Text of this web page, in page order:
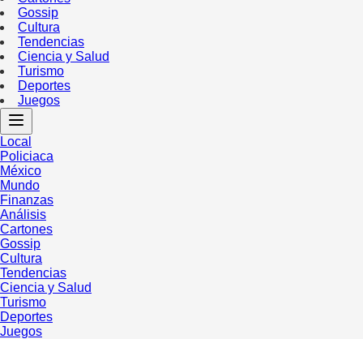
Gossip
Cultura
Tendencias
Ciencia y Salud
Turismo
Deportes
Juegos
Local
Policiaca
México
Mundo
Finanzas
Análisis
Cartones
Gossip
Cultura
Tendencias
Ciencia y Salud
Turismo
Deportes
Juegos